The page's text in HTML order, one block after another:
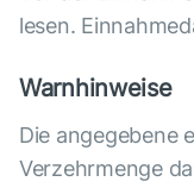
lesen.
Warnhinweise
Die angegebene
Verzehrmenge